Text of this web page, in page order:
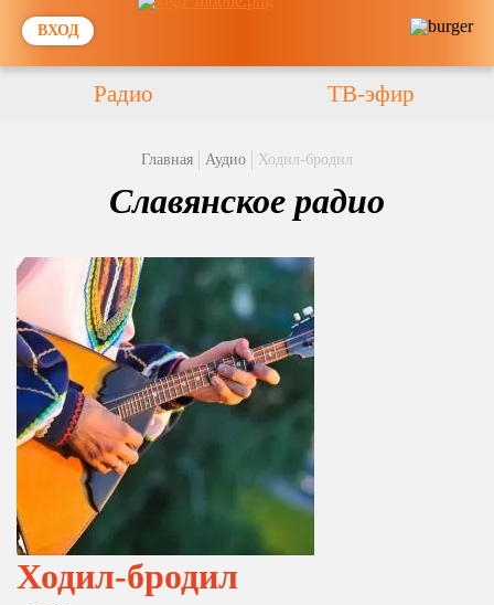
ВХОД
Радио ТВ-эфир
Главная Аудио Ходил-бродил
Славянское радио
Ходил-бродил